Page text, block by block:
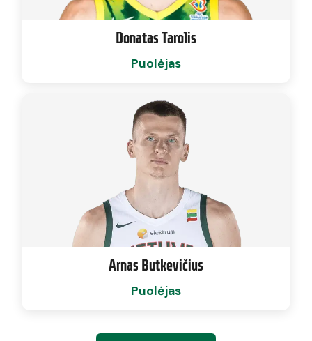
Donatas Tarolis
Puolėjas
Arnas Butkevičius
Puolėjas